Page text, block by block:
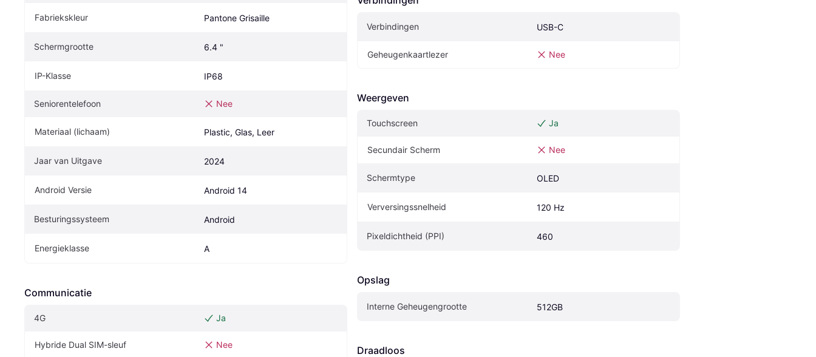
Fabriekskleur Pantone Grisaille
Schermgrootte 6.4 "
IP-Klasse IP68
Seniorentelefoon Nee
Materiaal (lichaam) Plastic, Glas, Leer
Jaar van Uitgave 2024
Android Versie Android 14
Besturingssysteem Android
Energieklasse A
Communicatie
4G Ja
Hybride Dual SIM-sleuf Nee
Verbindingen USB-C
Geheugenkaartlezer Nee
Weergeven
Touchscreen Ja
Secundair Scherm Nee
Schermtype OLED
Verversingssnelheid 120 Hz
Pixeldichtheid (PPI) 460
Opslag
Interne Geheugengrootte 512GB
Draadloos